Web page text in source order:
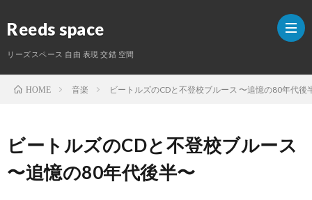
Reeds space
リーズスペース 自由 表現 交錯 空間
ー
ラ
HOME 音楽 ビートルズのCDと不登校ブルース 〜追憶の80年代後
ビートルズのCDと不登校ブルース
〜追憶の80年代後半〜